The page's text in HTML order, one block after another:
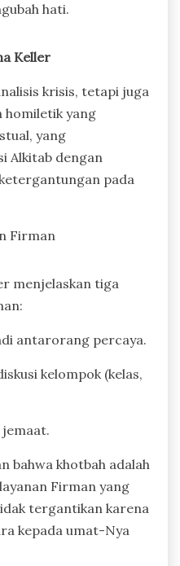
hati.
Keller
krisis, tetapi juga
homiletik yang
yang
Alkitab dengan
pada
Firman
menjelaskan tiga
antarorang percaya.
kelompok (kelas,
jemaat.
bahwa khotbah adalah
Firman yang
tergantikan karena
kepada umat-Nya